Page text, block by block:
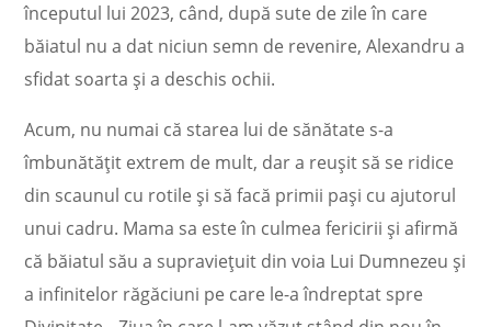
începutul lui 2023, când, după sute de zile în care
băiatul nu a dat niciun semn de revenire, Alexandru a
sfidat soarta și a deschis ochii.
Acum, nu numai că starea lui de sănătate s-a
îmbunătățit extrem de mult, dar a reușit să se ridice
din scaunul cu rotile și să facă primii pași cu ajutorul
unui cadru. Mama sa este în culmea fericirii și afirmă
că băiatul său a supraviețuit din voia Lui Dumnezeu și
a infinitelor răgăciuni pe care le-a îndreptat spre